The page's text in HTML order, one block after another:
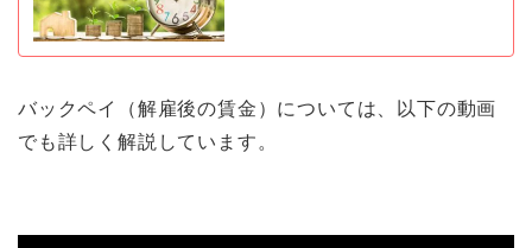
バックペイ（解雇後の賃金）については、以下の動画
でも詳しく解説しています。